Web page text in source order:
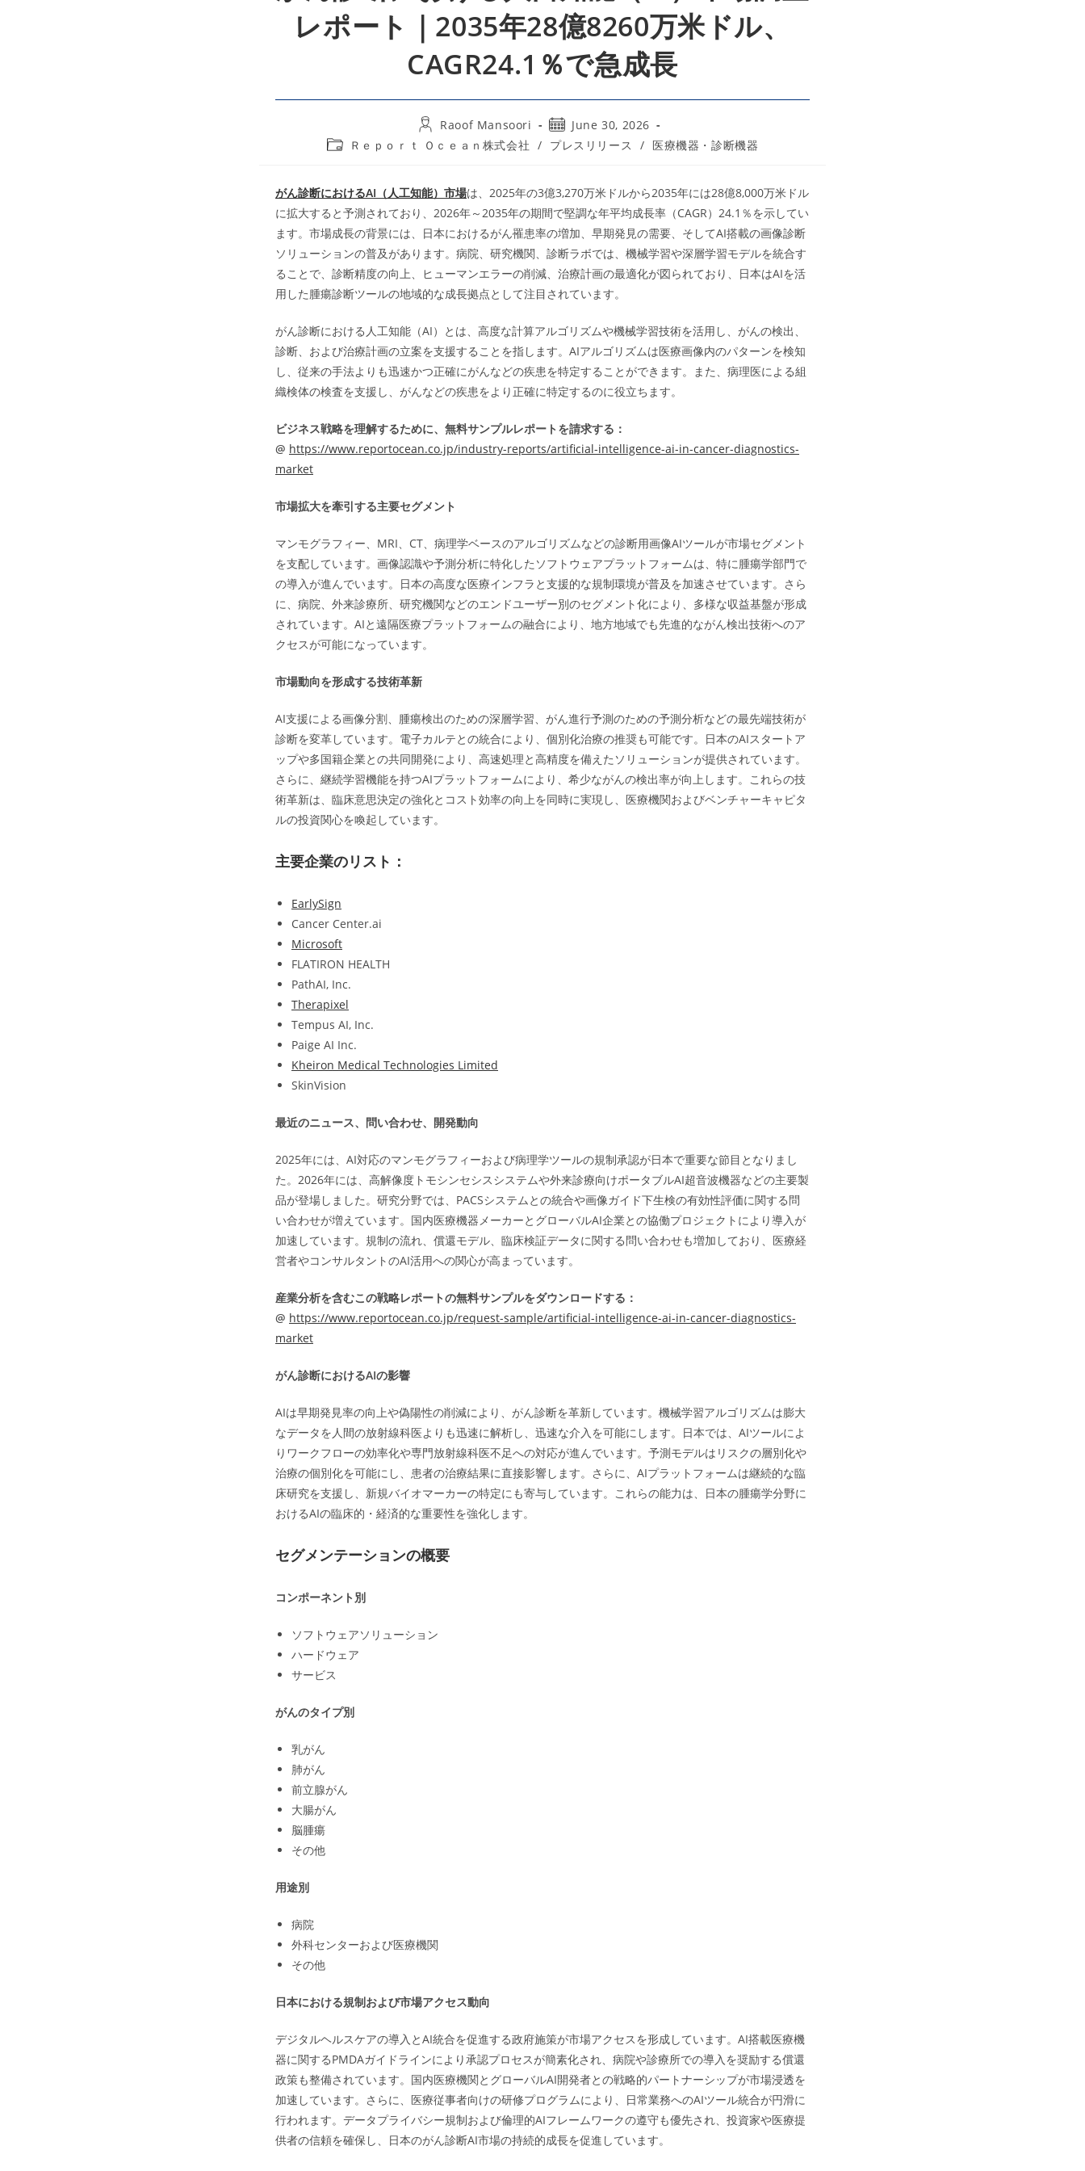
レポート｜2035年28億8260万米ドル、
CAGR24.1％で急成長
Post
author:
Raoof Mansoori
Post
published:
June 30, 2026
Post Ｒｅｐｏｒｔ Ｏｃｅａｎ株式会社 / プレスリリース / 医療機器・診断機器
がん診断におけるAI（人工知能）市場は、2025年の3億3,270万米ドルから2035年には28億8,000万米ドル
に拡大すると予測されており、2026年～2035年の期間で堅調な年平均成長率（CAGR）24.1％を示してい
ます。市場成長の背景には、日本におけるがん罹患率の増加、早期発見の需要、そしてAI搭載の画像診断
ソリューションの普及があります。病院、研究機関、診断ラボでは、機械学習や深層学習モデルを統合す
ることで、診断精度の向上、ヒューマンエラーの削減、治療計画の最適化が図られており、日本はAIを活
用した腫瘍診断ツールの地域的な成長拠点として注目されています。
がん診断における人工知能（AI）とは、高度な計算アルゴリズムや機械学習技術を活用し、がんの検出、
診断、および治療計画の立案を支援することを指します。AIアルゴリズムは医療画像内のパターンを検知
し、従来の手法よりも迅速かつ正確にがんなどの疾患を特定することができます。また、病理医による組
織検体の検査を支援し、がんなどの疾患をより正確に特定するのに役立ちます。
ビジネス戦略を理解するために、無料サンプルレポートを請求する：
@ https://www.reportocean.co.jp/industry-reports/artificial-intelligence-ai-in-cancer-diagnostics-
market
市場拡大を牽引する主要セグメント
マンモグラフィー、MRI、CT、病理学ベースのアルゴリズムなどの診断用画像AIツールが市場セグメント
を支配しています。画像認識や予測分析に特化したソフトウェアプラットフォームは、特に腫瘍学部門で
の導入が進んでいます。日本の高度な医療インフラと支援的な規制環境が普及を加速させています。さら
に、病院、外来診療所、研究機関などのエンドユーザー別のセグメント化により、多様な収益基盤が形成
されています。AIと遠隔医療プラットフォームの融合により、地方地域でも先進的ながん検出技術へのア
クセスが可能になっています。
市場動向を形成する技術革新
AI支援による画像分割、腫瘍検出のための深層学習、がん進行予測のための予測分析などの最先端技術が
診断を変革しています。電子カルテとの統合により、個別化治療の推奨も可能です。日本のAIスタートア
ップや多国籍企業との共同開発により、高速処理と高精度を備えたソリューションが提供されています。
さらに、継続学習機能を持つAIプラットフォームにより、希少ながんの検出率が向上します。これらの技
術革新は、臨床意思決定の強化とコスト効率の向上を同時に実現し、医療機関およびベンチャーキャピタ
ルの投資関心を喚起しています。
主要企業のリスト：
EarlySign
Cancer Center.ai
Microsoft
FLATIRON HEALTH
PathAI, Inc.
Therapixel
Tempus AI, Inc.
Paige AI Inc.
Kheiron Medical Technologies Limited
SkinVision
最近のニュース、問い合わせ、開発動向
2025年には、AI対応のマンモグラフィーおよび病理学ツールの規制承認が日本で重要な節目となりまし
た。2026年には、高解像度トモシンセシスシステムや外来診療向けポータブルAI超音波機器などの主要製
品が登場しました。研究分野では、PACSシステムとの統合や画像ガイド下生検の有効性評価に関する問
い合わせが増えています。国内医療機器メーカーとグローバルAI企業との協働プロジェクトにより導入が
加速しています。規制の流れ、償還モデル、臨床検証データに関する問い合わせも増加しており、医療経
営者やコンサルタントのAI活用への関心が高まっています。
産業分析を含むこの戦略レポートの無料サンプルをダウンロードする：
@ https://www.reportocean.co.jp/request-sample/artificial-intelligence-ai-in-cancer-diagnostics-
market
がん診断におけるAIの影響
AIは早期発見率の向上や偽陽性の削減により、がん診断を革新しています。機械学習アルゴリズムは膨大
なデータを人間の放射線科医よりも迅速に解析し、迅速な介入を可能にします。日本では、AIツールによ
りワークフローの効率化や専門放射線科医不足への対応が進んでいます。予測モデルはリスクの層別化や
治療の個別化を可能にし、患者の治療結果に直接影響します。さらに、AIプラットフォームは継続的な臨
床研究を支援し、新規バイオマーカーの特定にも寄与しています。これらの能力は、日本の腫瘍学分野に
おけるAIの臨床的・経済的な重要性を強化します。
セグメンテーションの概要
コンポーネント別
ソフトウェアソリューション
ハードウェア
サービス
がんのタイプ別
乳がん
肺がん
前立腺がん
大腸がん
脳腫瘍
その他
用途別
病院
外科センターおよび医療機関
その他
日本における規制および市場アクセス動向
デジタルヘルスケアの導入とAI統合を促進する政府施策が市場アクセスを形成しています。AI搭載医療機
器に関するPMDAガイドラインにより承認プロセスが簡素化され、病院や診療所での導入を奨励する償還
政策も整備されています。国内医療機関とグローバルAI開発者との戦略的パートナーシップが市場浸透を
加速しています。さらに、医療従事者向けの研修プログラムにより、日常業務へのAIツール統合が円滑に
行われます。データプライバシー規制および倫理的AIフレームワークの遵守も優先され、投資家や医療提
供者の信頼を確保し、日本のがん診断AI市場の持続的成長を促進しています。